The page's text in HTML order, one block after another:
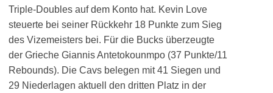
Triple-Doubles auf dem Konto hat. Kevin Love
steuerte bei seiner Rückkehr 18 Punkte zum Sieg
des Vizemeisters bei. Für die Bucks überzeugte
der Grieche Giannis Antetokounmpo (37 Punkte/11
Rebounds). Die Cavs belegen mit 41 Siegen und
29 Niederlagen aktuell den dritten Platz in der